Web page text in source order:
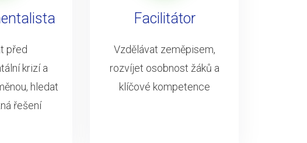
před
krizí a
hledat
řešení
Facilitátor
Vzdělávat zeměpisem,
rozvíjet osobnost žáků a
klíčové kompetence